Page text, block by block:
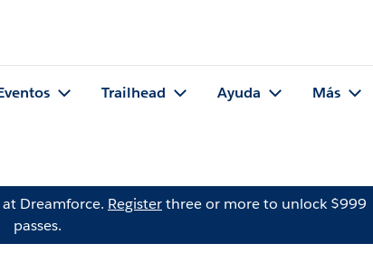
Trailhead Ayuda Más
Dreamforce. Registerthree or more to unlock $999
passes.